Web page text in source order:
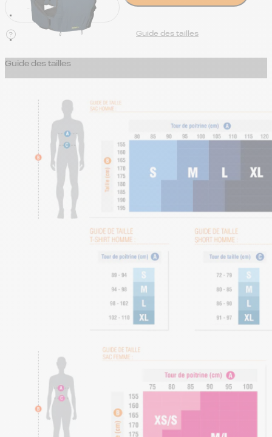
Guide des tailles
Guide des tailles